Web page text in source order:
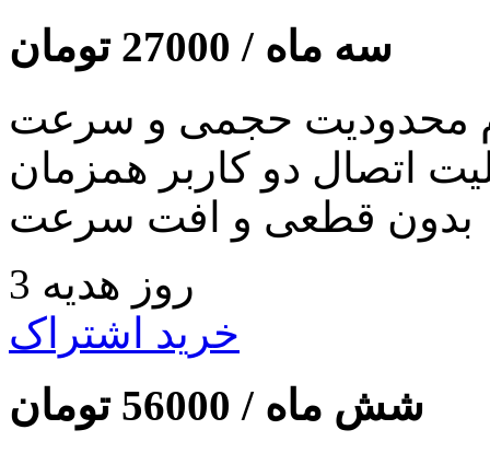
سه ماه / 27000 تومان
محدودیت حجمی و سرعت
اتصال دو کاربر همزمان
بدون قطعی و افت سرعت
3 روز هدیه
خرید اشتراک
شش ماه / 56000 تومان